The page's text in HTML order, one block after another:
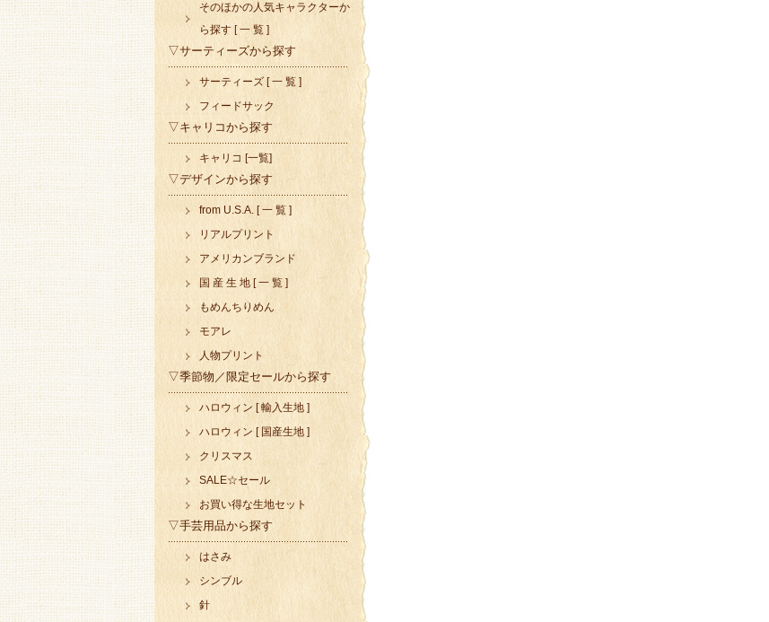
そのほかの人気キャラクターか
ら探す [ 一 覧 ]
▽サーティーズから探す
サーティーズ [ 一 覧 ]
フィードサック
▽キャリコから探す
キャリコ [一覧]
▽デザインから探す
from U.S.A. [ 一 覧 ]
リアルプリント
アメリカンブランド
国 産 生 地 [ 一 覧 ]
もめんちりめん
モアレ
人物プリント
▽季節物／限定セールから探す
ハロウィン [ 輸入生地 ]
ハロウィン [ 国産生地 ]
クリスマス
SALE☆セール
お買い得な生地セット
▽手芸用品から探す
はさみ
シンブル
針